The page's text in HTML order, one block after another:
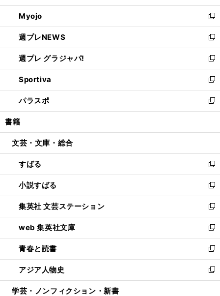
開
く
ウ
で
開
く
ン
ド
ウ
で
開
く
ウ
ィ
ン
ド
ウ
で
開
く
Myojo
新
し
い
ウ
ィ
ン
ド
ウ
で
開
週プレNEWS
新
し
い
ウ
ィ
ン
ド
ウ
開
週プレ グラジャパ!
新
し
い
ウ
ィ
ン
ウ
開
く
Sportiva
新
し
い
ウ
ン
ウ
で
開
く
パラスポ
新
し
ウ
ン
ド
ウ
で
開
く
書籍
文芸・文庫・総合
すばる
新
し
い
ウ
ィ
ン
ド
ウ
で
開
く
小説すばる
新
し
い
ウ
ィ
ン
ド
ウ
で
開
集英社 文芸ステーション
新
し
い
ウ
ィ
ン
ド
ウ
web 集英社文庫
新
し
い
ウ
ィ
ン
青春と読書
新
し
い
ウ
アジア人物史
新
し
学芸・ノンフィクション・新書